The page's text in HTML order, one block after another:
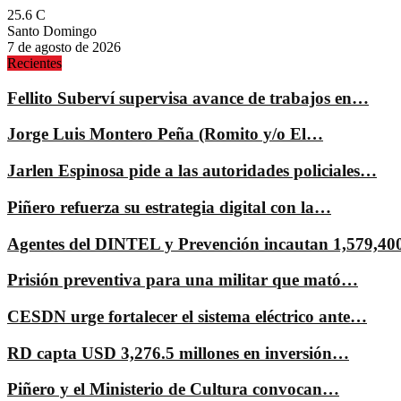
25.6 C
Santo Domingo
7 de agosto de 2026
Recientes
Fellito Suberví supervisa avance de trabajos en…
Jorge Luis Montero Peña (Romito y/o El…
Jarlen Espinosa pide a las autoridades policiales…
Piñero refuerza su estrategia digital con la…
Agentes del DINTEL y Prevención incautan
Prisión preventiva para una militar que mató…
CESDN urge fortalecer el sistema eléctrico ante…
RD capta USD 3,276.5 millones en inversión…
Piñero y el Ministerio de Cultura convocan…